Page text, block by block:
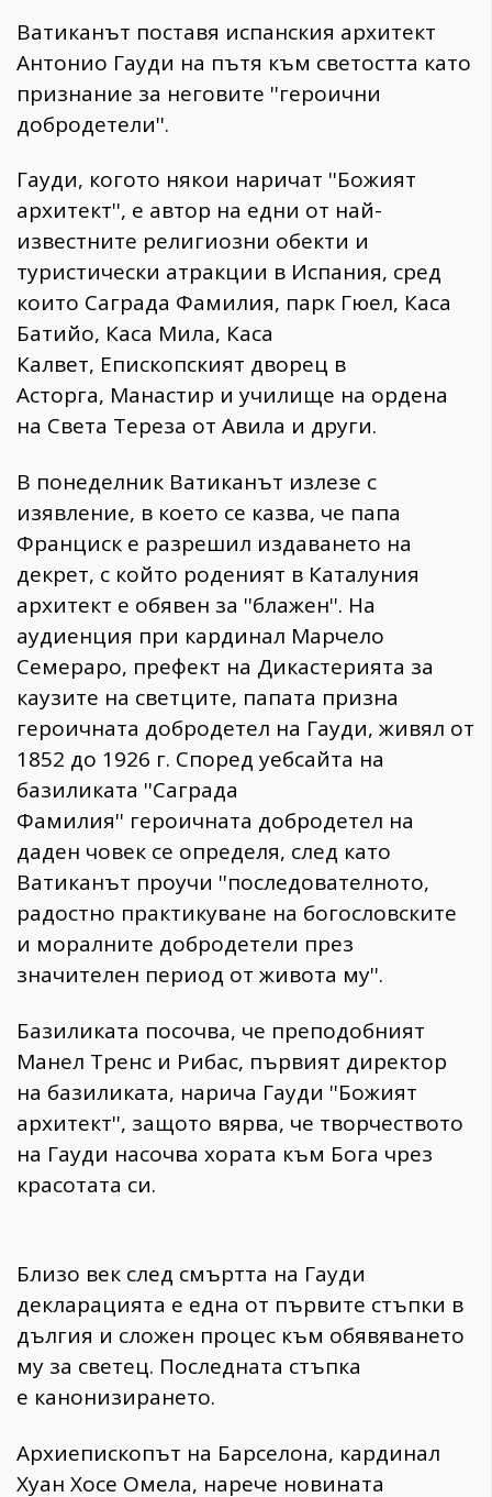
Ватиканът поставя испанския архитект
Антонио Гауди на пътя към светостта като
признание за неговите ''героични
добродетели''.
Гауди, когото някои наричат ''Божият
архитект'', е автор на едни от най-
известните религиозни обекти и
туристически атракции в Испания, сред
които Саграда Фамилия, парк Гюел, Каса
Батийо, Каса Мила, Каса
Калвет, Епископският дворец в
Асторга, Манастир и училище на ордена
на Света Тереза от Авила и други.
В понеделник Ватиканът излезе с
изявление, в което се казва, че папа
Франциск е разрешил издаването на
декрет, с който роденият в Каталуния
архитект е обявен за ''блажен''. На
аудиенция при кардинал Марчело
Семераро, префект на Дикастерията за
каузите на светците, папата призна
героичната добродетел на Гауди, живял от
1852 до 1926 г. Според уебсайта на
базиликата ''Саграда
Фамилия'' героичната добродетел на
даден човек се определя, след като
Ватиканът проучи ''последователното,
радостно практикуване на богословските
и моралните добродетели през
значителен период от живота му''.
Базиликата посочва, че преподобният
Манел Тренс и Рибас, първият директор
на базиликата, нарича Гауди ''Божият
архитект'', защото вярва, че творчеството
на Гауди насочва хората към Бога чрез
красотата си.
Близо век след смъртта на Гауди
декларацията е една от първите стъпки в
дългия и сложен процес към обявяването
му за светец. Последната стъпка
е канонизирането.
Архиепископът на Барселона, кардинал
Хуан Хосе Омела, нарече новината